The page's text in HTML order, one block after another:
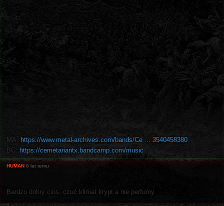
MA: https://www.metal-archives.com/bands/Ce ... 3540458380
BC: https://cemetariantx.bandcamp.com/music
HUMAN 6 lat temu
Bardzo dobry cios, czuć klimat krypt a nie perfumy.